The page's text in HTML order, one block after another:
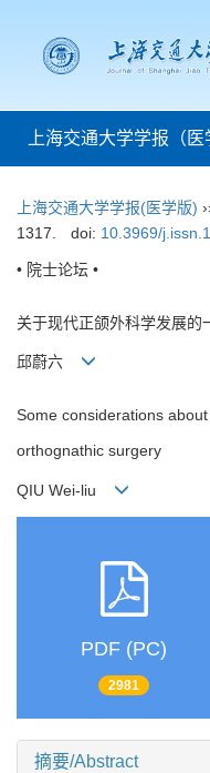
上海交通大学学报（医
上海交通大学学报(医学版)
1317.
doi: 10.3969/
• 院士论坛 •
关于现代正颌外科学发展的
邱蔚六
Some considerations
orthognathic surgery
QIU Wei-liu
PDF (PC)
2981
摘要/Abstract